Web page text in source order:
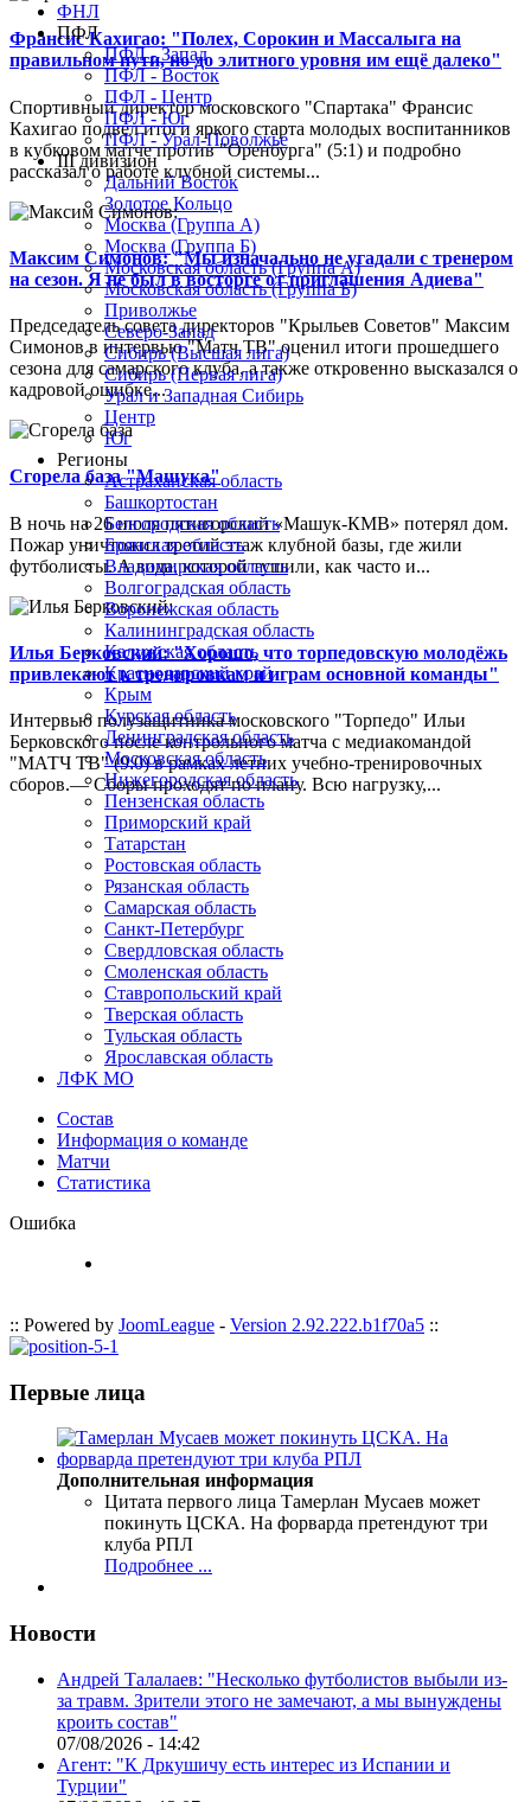
Франсис Кахигао: "Полех, Сорокин и Массалыга на
правильном пути, но до элитного уровня им ещё далеко"
Спортивный директор московского "Спартака" Франсис
Кахигао подвел итоги яркого старта молодых воспитанников
в кубковом матче против "Оренбурга" (5:1) и подробно
рассказал о работе клубной системы...
Максим Симонов: "Мы изначально не угадали с тренером
на сезон. Я не был в восторге от приглашения Адиева"
Председатель совета директоров "Крыльев Советов" Максим
Симонов в интервью "Матч ТВ" оценил итоги прошедшего
сезона для самарского клуба, а также откровенно высказался о
кадровой ошибке...
Сгорела база "Машука"
В ночь на 26 июля пятигорский «Машук-КМВ» потерял дом.
Пожар уничтожил третий этаж клубной базы, где жили
футболисты. А вода, которой тушили, как часто и...
Илья Берковский: "Хорошо, что торпедовскую молодёжь
привлекают к тренировкам и играм основной команды"
Интервью полузащитника московского "Торпедо" Ильи
Берковского после контрольного матча с медиакомандой
"МАТЧ ТВ" (9:0) в рамках летних учебно-тренировочных
сборов.— Сборы проходят по плану. Всю нагрузку,...
ФНЛ
ПФЛ
ПФЛ - Запад
ПФЛ - Восток
ПФЛ - Центр
ПФЛ - Юг
ПФЛ - Урал-Поволжье
III дивизион
Дальний Восток
Золотое Кольцо
Москва (Группа А)
Москва (Группа Б)
Московская область (Группа А)
Московская область (Группа Б)
Приволжье
Северо-Запад
Сибирь (Высшая лига)
Сибирь (Первая лига)
Урал и Западная Сибирь
Центр
Юг
Регионы
Астраханская область
Башкортостан
Белгородская область
Брянская область
Владимирская область
Волгоградская область
Воронежская область
Калининградская область
Калужская область
Краснодарский край
Крым
Курская область
Ленинградская область
Московская область
Нижегородская область
Пензенская область
Приморский край
Татарстан
Ростовская область
Рязанская область
Самарская область
Санкт-Петербург
Свердловская область
Смоленская область
Ставропольский край
Тверская область
Тульская область
Ярославская область
ЛФК МО
Состав
Информация о команде
Матчи
Статистика
Ошибка
:: Powered by JoomLeague - Version 2.92.222.b1f70a5 ::
Первые лица
Дополнительная информация
Цитата первого лица Тамерлан Мусаев может
покинуть ЦСКА. На форварда претендуют три
клуба РПЛ
Подробнее ...
Новости
Андрей Талалаев: "Несколько футболистов выбыли из-
за травм. Зрители этого не замечают, а мы вынуждены
кроить состав"
07/08/2026 - 14:42
Агент: "К Дркушичу есть интерес из Испании и
Турции"